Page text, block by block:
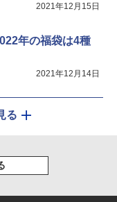
2021年12月15日
年の福袋は4種
2021年12月14日
る